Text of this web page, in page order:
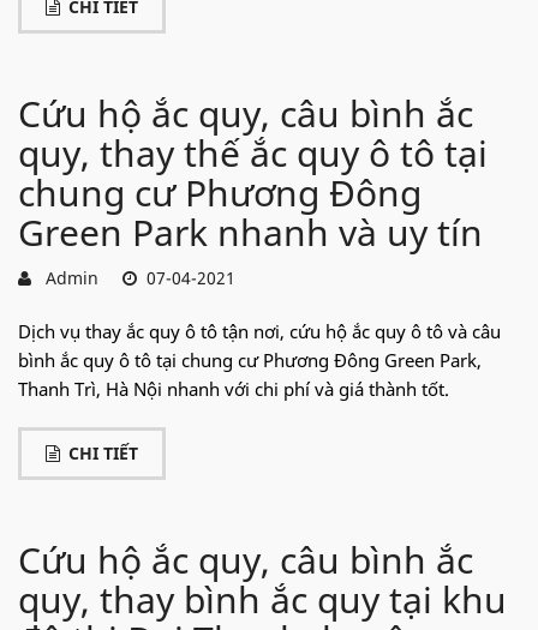
CHI TIẾT
Cứu hộ ắc quy, câu bình ắc
quy, thay thế ắc quy ô tô tại
chung cư Phương Đông
Green Park nhanh và uy tín
Admin 07-04-2021
Dịch vụ thay ắc quy ô tô tận nơi, cứu hộ ắc quy ô tô và câu
bình ắc quy ô tô tại chung cư Phương Đông Green Park,
Thanh Trì, Hà Nội nhanh với chi phí và giá thành tốt.
CHI TIẾT
Cứu hộ ắc quy, câu bình ắc
quy, thay bình ắc quy tại khu